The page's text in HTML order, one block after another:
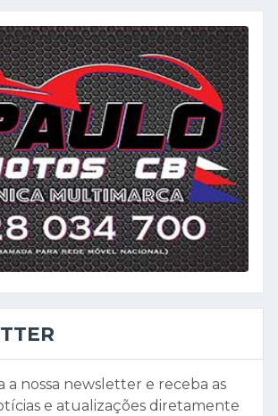
a nossa newsletter e receba as
e atualizações diretamente